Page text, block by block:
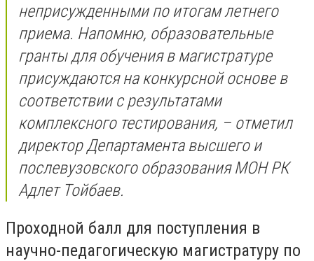
неприсужденными по итогам летнего
приема. Напомню, образовательные
гранты для обучения в магистратуре
присуждаются на конкурсной основе в
соответствии с результатами
комплексного тестирования, – отметил
директор Департамента высшего и
послевузовского образования МОН РК
Адлет Тойбаев.
Проходной балл для поступления в
научно-педагогическую магистратуру по